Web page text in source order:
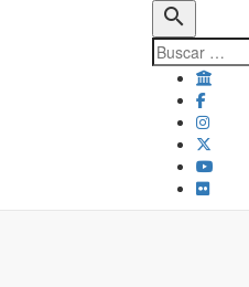
search